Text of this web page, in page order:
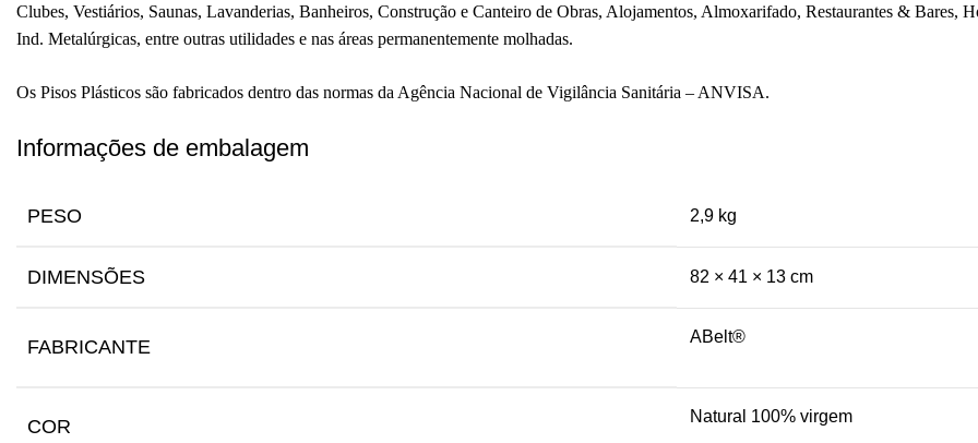
Clubes, Vestiários, Saunas, Lavanderias, Banheiros, Construção e Canteiro de Obras, Alojamentos, Almoxarifado, Restaurantes & Bares,
Ind. Metalúrgicas, entre outras utilidades e nas áreas permanentemente molhadas.
Os Pisos Plásticos são fabricados dentro das normas da Agência Nacional de Vigilância Sanitária – ANVISA.
Informações de embalagem
PESO 2,9 kg
DIMENSÕES 82 × 41 × 13 cm
FABRICANTE ABelt®
COR Natural 100% virgem